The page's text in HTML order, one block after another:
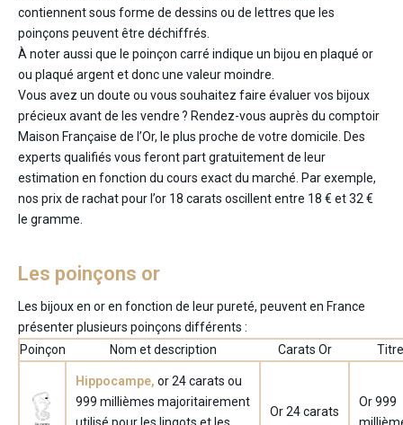
contiennent sous forme de dessins ou de lettres que les
poinçons peuvent être déchiffrés.
À noter aussi que le poinçon carré indique un bijou en plaqué or
ou plaqué argent et donc une valeur moindre.
Vous avez un doute ou vous souhaitez faire évaluer vos bijoux
précieux avant de les vendre ? Rendez-vous auprès du comptoir
Maison Française de l’Or, le plus proche de votre domicile. Des
experts qualifiés vous feront part gratuitement de leur
estimation en fonction du cours exact du marché. Par exemple,
nos prix de rachat pour l’or 18 carats oscillent entre 18 € et 32 €
le gramme.
Les poinçons or
Les bijoux en or en fonction de leur pureté, peuvent en France
présenter plusieurs poinçons différents :
Poinçon
Nom et description Carats Or
Hippocampe, or 24 carats ou
999 millièmes majoritairement
Or 24 carats
Or 999